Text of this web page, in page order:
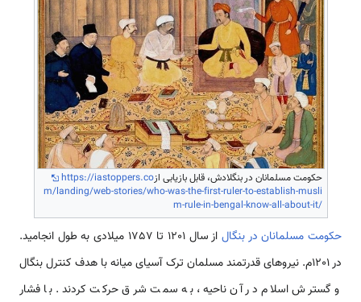
حکومت مسلمانان در بنگلادش، قابل بازیابی ازhttps://iastoppers.co
m/landing/web-stories/who-was-the-first-ruler-to-establish-musli
m-rule-in-bengal-know-all-about-it/
حکومت مسلمانان در بنگال
از سال 1201 تا 1757 میلادی به طول انجامید.
در 1201م. نیروهای قدرتمند مسلمان ترک آسیای میانه با هدف کنترل بنگال
و گسترش اسلام در آن ناحیه، به سمت شرق حرکت کردند. با فشار